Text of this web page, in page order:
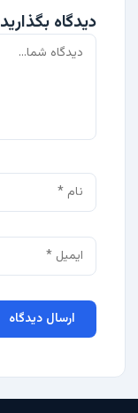
دیدگاه بگذارید